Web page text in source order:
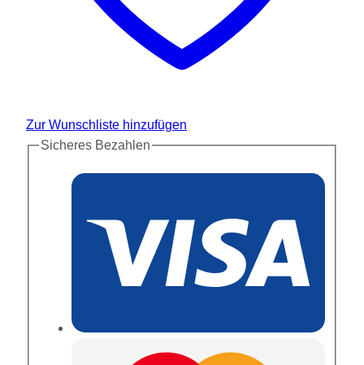
Zur Wunschliste hinzufügen
Sicheres Bezahlen